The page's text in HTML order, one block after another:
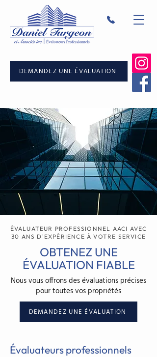
DEMANDEZ UNE ÉVALUATION
ÉVALUATEUR PROFESSIONNEL AACI AVEC
30 ANS D'EXPÉRIENCE À VOTRE SERVICE
OBTENEZ UNE
ÉVALUATION FIABLE
Nous vous offrons des évaluations précises
pour toutes vos propriétés
DEMANDEZ UNE ÉVALUATION
Évaluateurs professionnels